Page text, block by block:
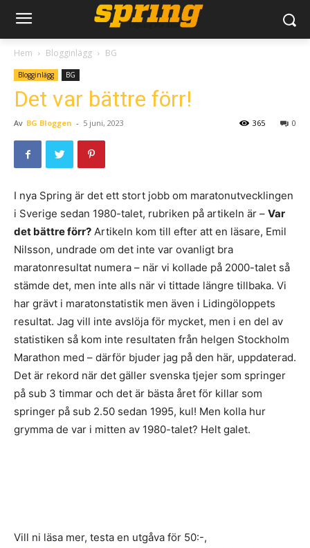
Hem Blogginlägg BG
Blogginlägg BG
Det var bättre förr!
Av BG Bloggen - 5 juni, 2023 0
365
I nya Spring är det ett stort jobb om maratonutvecklingen
i Sverige sedan 1980-talet, rubriken på artikeln är – Var
det bättre förr? Artikeln kom till efter att en läsare, Emil
Nilsson, undrade om det inte var ovanligt bra
maratonresultat numera – när vi kollade på 2000-talet så
stämde det, men inte alls när vi tittade längre tillbaka. Vi
har grävt i maratonstatistik men även i Lidingöloppets
resultat. Jag vill inte avslöja för mycket, men i en del av
statistiken så kom inte resultaten från helgen Stockholm
Marathon med – därför bjuder jag på den här, uppdaterad.
Det är rekord när det gäller svenska tjejer som springer
på sub 3 timmar och det är bästa året för killar som
springer på sub 2.50 sedan 1995, kul! Men kolla hur
grymma de var i mitten av 1980-talet? Helt galet.
Vill ni läsa mer, testa en utgåva för 50:-,